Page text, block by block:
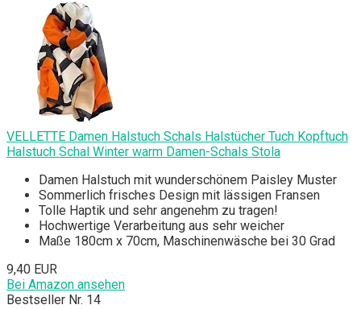
VELLETTE Damen Halstuch Schals Halstücher Tuch Kopftuch
Halstuch Schal Winter warm Damen-Schals Stola
Damen Halstuch mit wunderschönem Paisley Muster
Sommerlich frisches Design mit lässigen Fransen
Tolle Haptik und sehr angenehm zu tragen!
Hochwertige Verarbeitung aus sehr weicher
Maße 180cm x 70cm, Maschinenwäsche bei 30 Grad
9,40 EUR
Bei Amazon ansehen
Bestseller Nr. 14